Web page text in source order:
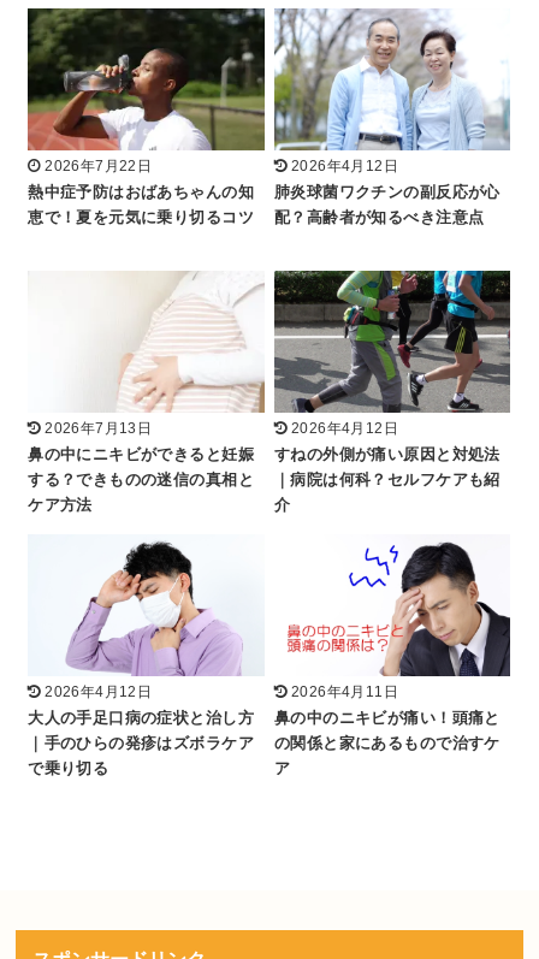
2026年7月22日
熱中症予防はおばあちゃんの知
恵で！夏を元気に乗り切るコツ
2026年4月12日
肺炎球菌ワクチンの副反応が心
配？高齢者が知るべき注意点
2026年7月13日
鼻の中にニキビができると妊娠
する？できものの迷信の真相と
ケア方法
2026年4月12日
すねの外側が痛い原因と対処法
｜病院は何科？セルフケアも紹
介
2026年4月12日
大人の手足口病の症状と治し方
｜手のひらの発疹はズボラケア
で乗り切る
2026年4月11日
鼻の中のニキビが痛い！頭痛と
の関係と家にあるもので治すケ
ア